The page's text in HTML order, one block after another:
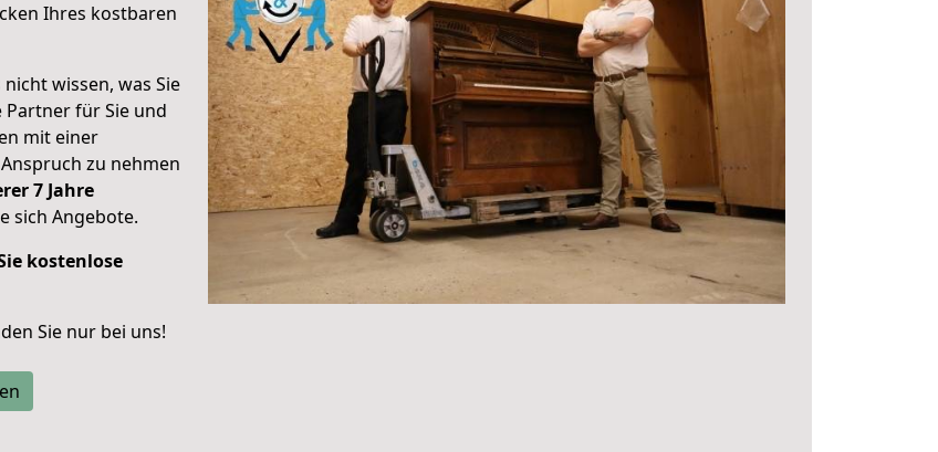
Ihres kostbaren
wissen, was Sie
für Sie und
mit einer
zu nehmen
7 Jahre
sich Angebote.
kostenlose
Sie nur bei uns!